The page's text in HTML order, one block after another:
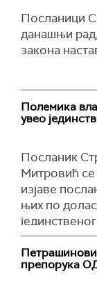
Посланици
данашњи
закона
Полемика
увео
Посланик
Митровић се
изјаве
њих по
тај списак
СНС-а на
На то му је
препорука